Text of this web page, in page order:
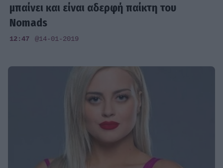
μπαίνει και είναι αδερφή παίκτη του
Nomads
12:47 @14-01-2019